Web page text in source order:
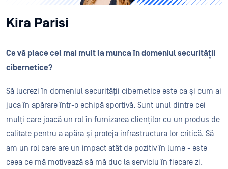
Kira Parisi
Ce vă place cel mai mult la munca în domeniul securității
cibernetice?
Să lucrezi în domeniul securității cibernetice este ca și cum ai
juca în apărare într-o echipă sportivă. Sunt unul dintre cei
mulți care joacă un rol în furnizarea clienților cu un produs de
calitate pentru a apăra și proteja infrastructura lor critică. Să
am un rol care are un impact atât de pozitiv în lume - este
ceea ce mă motivează să mă duc la serviciu în fiecare zi.